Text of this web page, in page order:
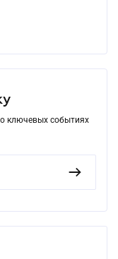
ключевых событиях